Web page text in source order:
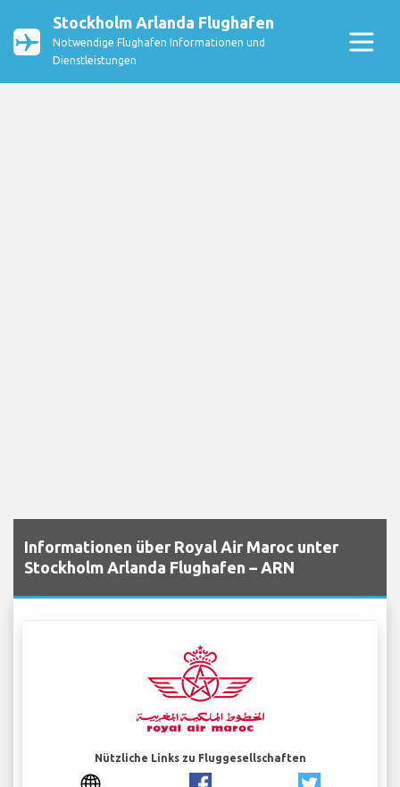
Stockholm Arlanda Flughafen
Notwendige Flughafen Informationen und
Dienstleistungen
Informationen über Royal Air Maroc unter
Stockholm Arlanda Flughafen – ARN
Nützliche Links zu Fluggesellschaften